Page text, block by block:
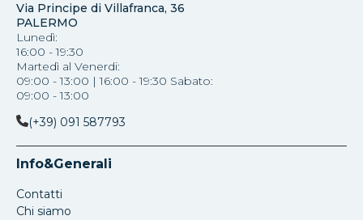
Via Principe di Villafranca, 36
PALERMO
Lunedì:
16:00 - 19:30
Martedì al Venerdi:
09:00 - 13:00 | 16:00 - 19:30 Sabato:
09:00 - 13:00
(+39) 091 587793
Info&Generali
Contatti
Chi siamo